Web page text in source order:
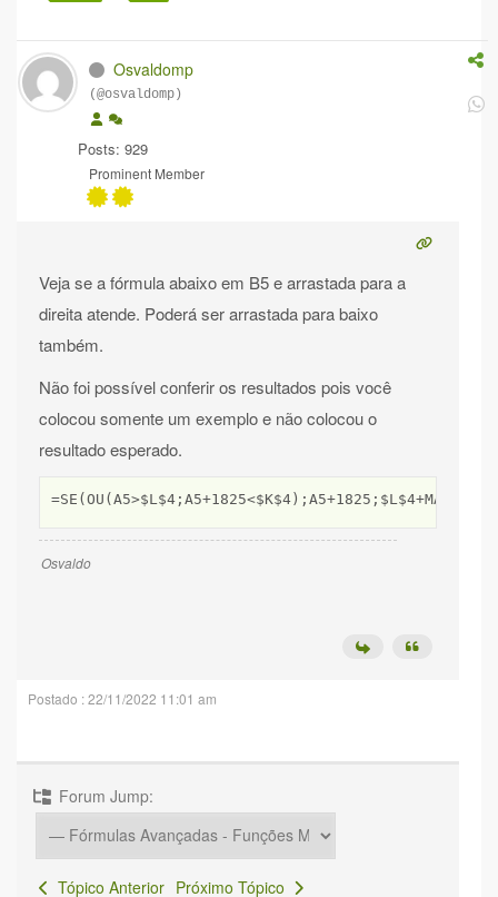
Osvaldomp
(@osvaldomp)
Posts: 929
Prominent Member
Veja se a fórmula abaixo em B5 e arrastada para a
direita atende. Poderá ser arrastada para baixo
também.
Não foi possível conferir os resultados pois você
colocou somente um exemplo e não colocou o
resultado esperado.
Osvaldo
Postado : 22/11/2022 11:01 am
Forum Jump:
Tópico Anterior Próximo Tópico